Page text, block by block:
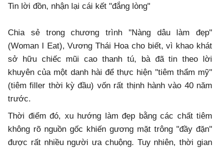
Tin lời đồn, nhận lại cái kết "đắng lòng"
Chia sẻ trong chương trình "Nàng dâu làm đẹp"
(Woman I Eat), Vương Thái Hoa cho biết, vì khao khát
sở hữu chiếc mũi cao thanh tú, bà đã tin theo lời
khuyên của một danh hài để thực hiện "tiêm thẩm mỹ"
(tiêm filler thời kỳ đầu) vốn rất thịnh hành vào 40 năm
trước.
Thời điểm đó, xu hướng làm đẹp bằng các chất tiêm
không rõ nguồn gốc khiến gương mặt trông "đầy đặn"
được rất nhiều người ưa chuộng. Tuy nhiên, thời gian